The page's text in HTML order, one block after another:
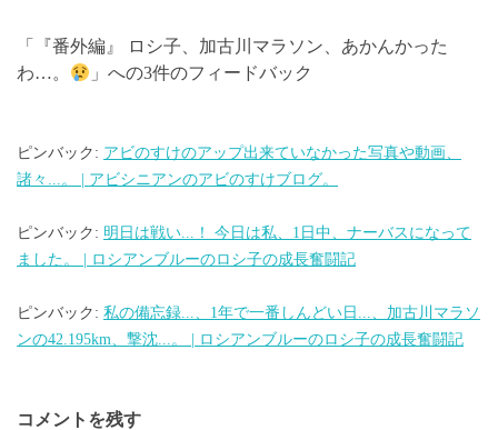
ン
「
『番外編』 ロシ子、加古川マラソン、あかんかった
わ…。
」への3件のフィードバック
ピンバック: アビのすけのアップ出来ていなかった写真や動画、
諸々...。 | アビシニアンのアビのすけブログ。
ピンバック: 明日は戦い...！ 今日は私、1日中、ナーバスになって
ました。 | ロシアンブルーのロシ子の成長奮闘記
ピンバック: 私の備忘録...、1年で一番しんどい日...、加古川マラソ
ンの42.195km、撃沈...。 | ロシアンブルーのロシ子の成長奮闘記
コメントを残す